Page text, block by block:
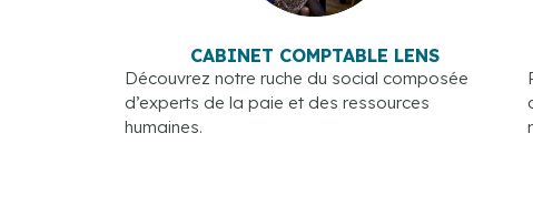
CABINET COMPTABLE LENS
Découvrez notre ruche du social composée
d’experts de la paie et des ressources
humaines.